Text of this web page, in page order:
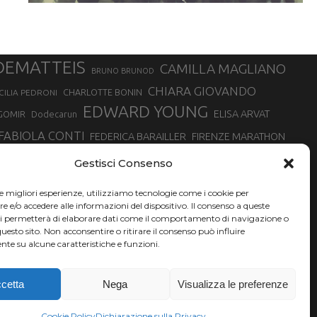
Gestisci Consenso
migliori esperienze, utilizziamo tecnologie come i cookie per
e/o accedere alle informazioni del dispositivo. Il consenso a queste
permetterà di elaborare dati come il comportamento di navigazione o
sito. Non acconsentire o ritirare il consenso può influire
su alcune caratteristiche e funzioni.
Nega Visualizza le preferenze
BRUNO BRUNOD CAMILLA MAGLIANO
PEDRONI CHARLOTTE BONIN CHIARA GIOVANDO
Dodecarun EDWARD YOUNG ELISA ARVAT
FABIOLA CONTI FEDERICA BARAILLER FIRENZE MARATHON
GIOVANNA EPIS GIULIANO CAVALLO
DI TORINO MARATONINA MARCELLA BELLETTI MARCO OLMO
MONVISO VERTICAL RACE NADIA BATTOCLETTI
BONALDI SILVIA RAMPAZZO
CHEVRIER YEMAN CRIPPA